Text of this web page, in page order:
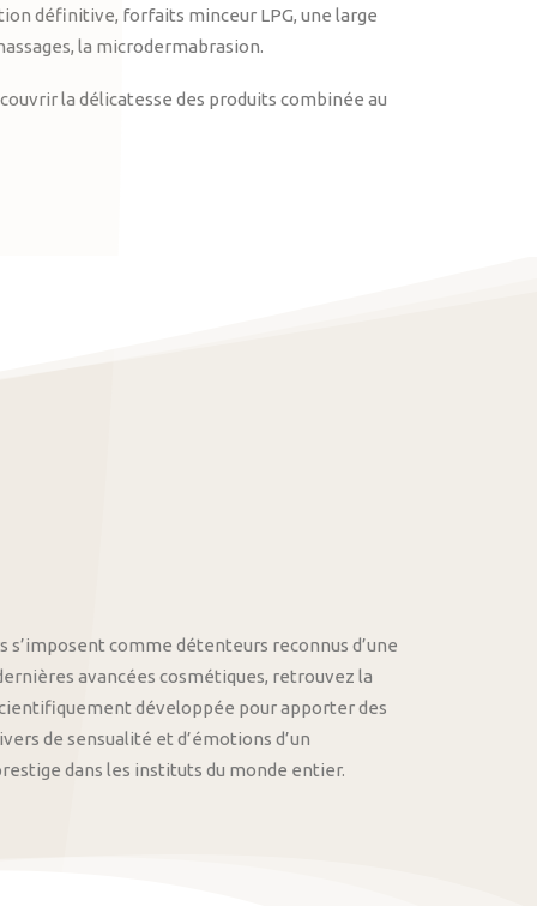
définitive, forfaits minceur LPG, une large
la microdermabrasion.
la délicatesse des produits combinée au
s’imposent comme détenteurs reconnus d’une
avancées cosmétiques, retrouvez la
développée pour apporter des
de sensualité et d’émotions d’un
dans les instituts du monde entier.